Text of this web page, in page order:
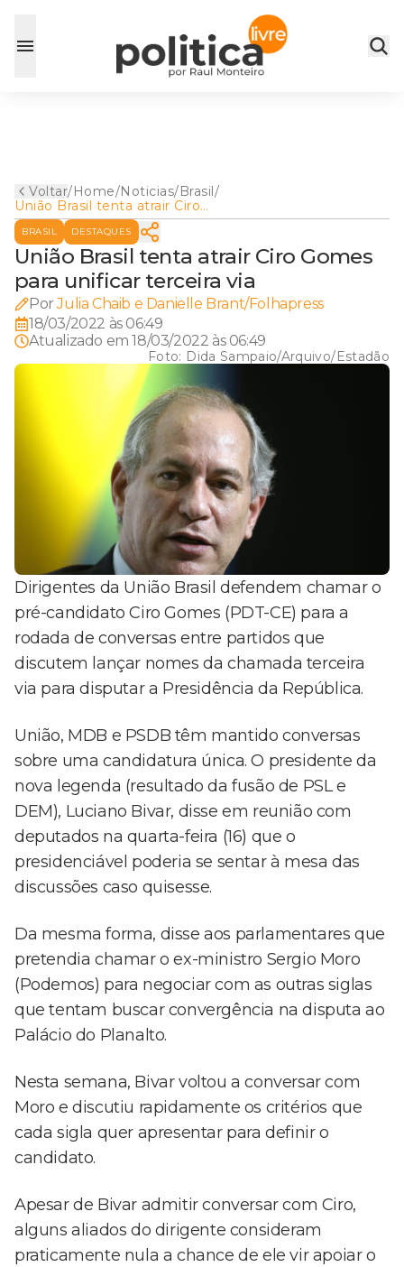
Voltar/Home/Noticias/Brasil/
União Brasil tenta atrair Ciro
Gomes para unificar terceira
viaBRASIL DESTAQUES
União Brasil tenta atrair Ciro Gomes
para unificar terceira via
Por Julia Chaib e Danielle Brant/Folhapress
18/03/2022 às 06:49
Atualizado em18/03/2022 às 06:49
Foto: Dida Sampaio/Arquivo/Estadão
Dirigentes da União Brasil defendem chamar o
pré-candidato Ciro Gomes (PDT-CE) para a
rodada de conversas entre partidos que
discutem lançar nomes da chamada terceira
via para disputar a Presidência da República.
União, MDB e PSDB têm mantido conversas
sobre uma candidatura única. O presidente da
nova legenda (resultado da fusão de PSL e
DEM), Luciano Bivar, disse em reunião com
deputados na quarta-feira (16) que o
presidenciável poderia se sentar à mesa das
discussões caso quisesse.
Da mesma forma, disse aos parlamentares que
pretendia chamar o ex-ministro Sergio Moro
(Podemos) para negociar com as outras siglas
que tentam buscar convergência na disputa ao
Palácio do Planalto.
Nesta semana, Bivar voltou a conversar com
Moro e discutiu rapidamente os critérios que
cada sigla quer apresentar para definir o
candidato.
Apesar de Bivar admitir conversar com Ciro,
alguns aliados do dirigente consideram
praticamente nula a chance de ele vir apoiar o